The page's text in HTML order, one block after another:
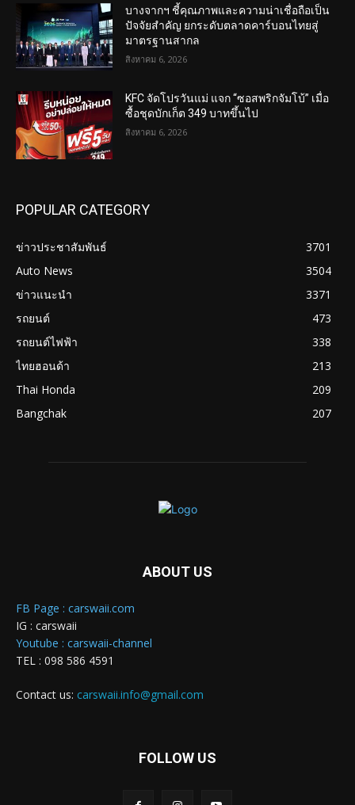
บางจากฯ ชี้คุณภาพและความน่าเชื่อถือเป็น
ปัจจัยสำคัญ ยกระดับตลาดคาร์บอนไทยสู่
มาตรฐานสากล
สิงหาคม 6, 2026
KFC จัดโปรวันแม่ แจก “ซอสพริกจัมโบ้” เมื่อ
ซื้อชุดบักเก็ต 349 บาทขึ้นไป
สิงหาคม 6, 2026
POPULAR CATEGORY
ข่าวประชาสัมพันธ์
3701
Auto News
3504
ข่าวแนะนำ
3371
รถยนต์
473
รถยนต์ไฟฟ้า
338
ไทยฮอนด้า
213
Thai Honda
209
Bangchak
207
ABOUT US
FB Page : carswaii.com
IG : carswaii
Youtube : carswaii-channel
TEL : 098 586 4591
Contact us: carswaii.info@gmail.com
FOLLOW US